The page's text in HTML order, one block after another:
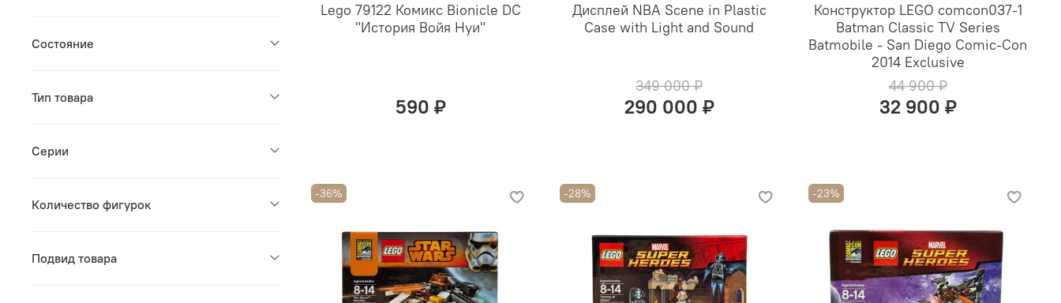
Lego 79122 Комикс Bionicle DC
"История Войя Нуи"
590 ₽
Дисплей NBA Scene in Plastic
Case with Light and Sound
349 000 ₽
290 000 ₽
Конструктор LEGO comcon037-1
Batman Classic TV Series
Batmobile - San Diego Comic-Con
2014 Exclusive
44 900 ₽
32 900 ₽
-36% -28% -23%
Состояние
Тип товара
Серии
Количество фигурок
Подвид товара